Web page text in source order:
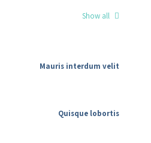
Show all
Mauris interdum velit
Quisque lobortis